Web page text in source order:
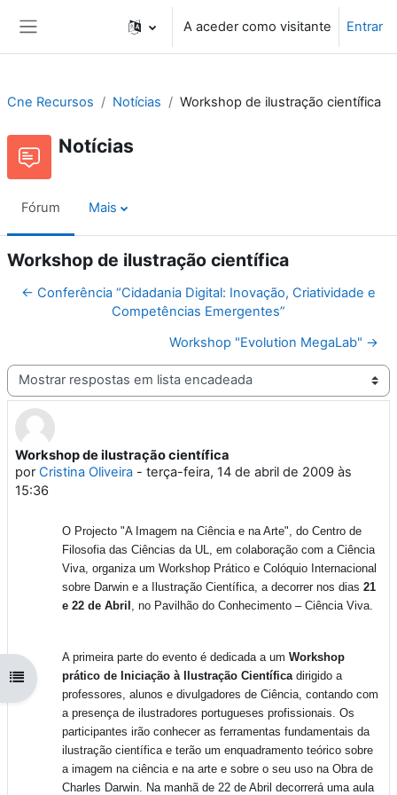
A aceder como visitante Entrar
Abrir índice da disciplina
Cne Recursos Notícias Workshop de ilustração científica
Notícias
Fórum Mais
Workshop de ilustração científica
← Conferência “Cidadania Digital: Inovação, Criatividade e
Competências Emergentes”
Workshop "Evolution MegaLab" →
Modo de visualização
Workshop de ilustração científica
porCristina Oliveira - terça-feira, 14 de abril de 2009 às
15:36
Número de respostas: 0
O Projecto "A Imagem na Ciência e na Arte", do Centro de
Filosofia das Ciências da UL, em colaboração com a Ciência
Viva, organiza um Workshop Prático e Colóquio Internacional
sobre Darwin e a Ilustração Científica, a decorrer nos dias 21
e 22 de Abril
, no Pavilhão do Conhecimento – Ciência Viva.
A primeira parte do evento é dedicada a um Workshop
prático de Iniciação à Ilustração Científica dirigido a
professores, alunos e divulgadores de Ciência, contando com
a presença de ilustradores portugueses profissionais. Os
participantes irão conhecer as ferramentas fundamentais da
ilustração científica e terão um enquadramento teórico sobre
a imagem na ciência e na arte e sobre o seu uso na Obra de
Charles Darwin. Na manhã de 22 de Abril decorrerá uma aula